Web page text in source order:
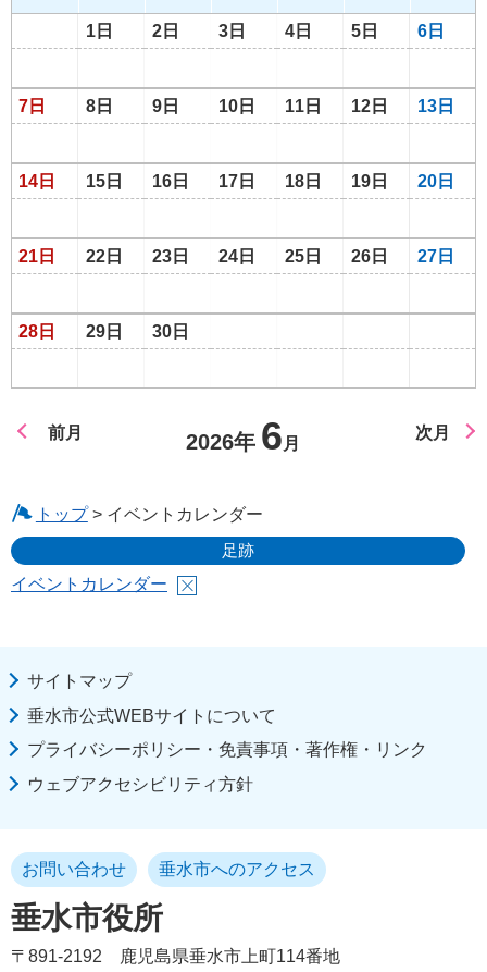
1日 2日 3日 4日 5日 6日
7日 8日 9日 10日 11日 12日 13日
14日 15日 16日 17日 18日 19日 20日
21日 22日 23日 24日 25日 26日 27日
28日 29日 30日
前月 2026年 6 月
次月
トップ> イベントカレンダー
足跡
イベントカレンダー
サイトマップ
垂水市公式WEBサイトについて
プライバシーポリシー・免責事項・著作権・リンク
ウェブアクセシビリティ方針
垂水市役所
お問い合わせ 垂水市へのアクセス
〒891-2192 鹿児島県垂水市上町114番地